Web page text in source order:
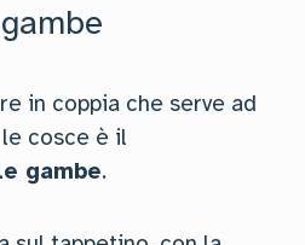
in coppia che serve ad
cosce è il
gambe.